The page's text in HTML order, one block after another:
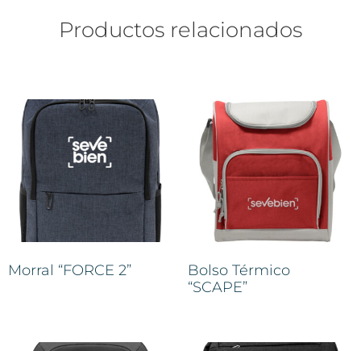
Productos relacionados
Morral “FORCE 2”
Bolso Térmico
“SCAPE”